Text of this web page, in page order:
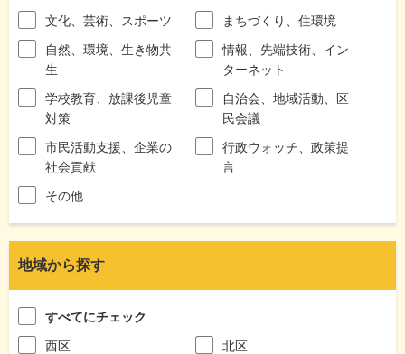
文化、芸術、スポーツ
まちづくり、住環境
自然、環境、生き物共
生
情報、先端技術、イン
ターネット
学校教育、放課後児童
対策
自治会、地域活動、区
民会議
市民活動支援、企業の
社会貢献
行政ウォッチ、政策提
言
その他
地域から探す
すべてにチェック
西区
北区